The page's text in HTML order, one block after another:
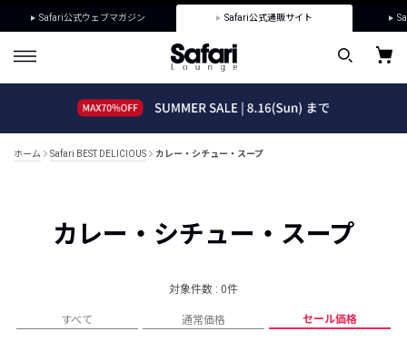
Safari公式ウェブマガジン Safari公式通販サイト
ホーム Safari BEST DELICIOUS カレー・シチュー・スープ
カレー・シチュー・スープ
対象件数 : 0件
すべて 通常価格 セール価格